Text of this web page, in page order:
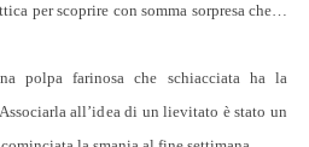
per scoprire con somma sorpresa che…
polpa farinosa che schiacciata ha la
all’idea di un lievitato è stato un